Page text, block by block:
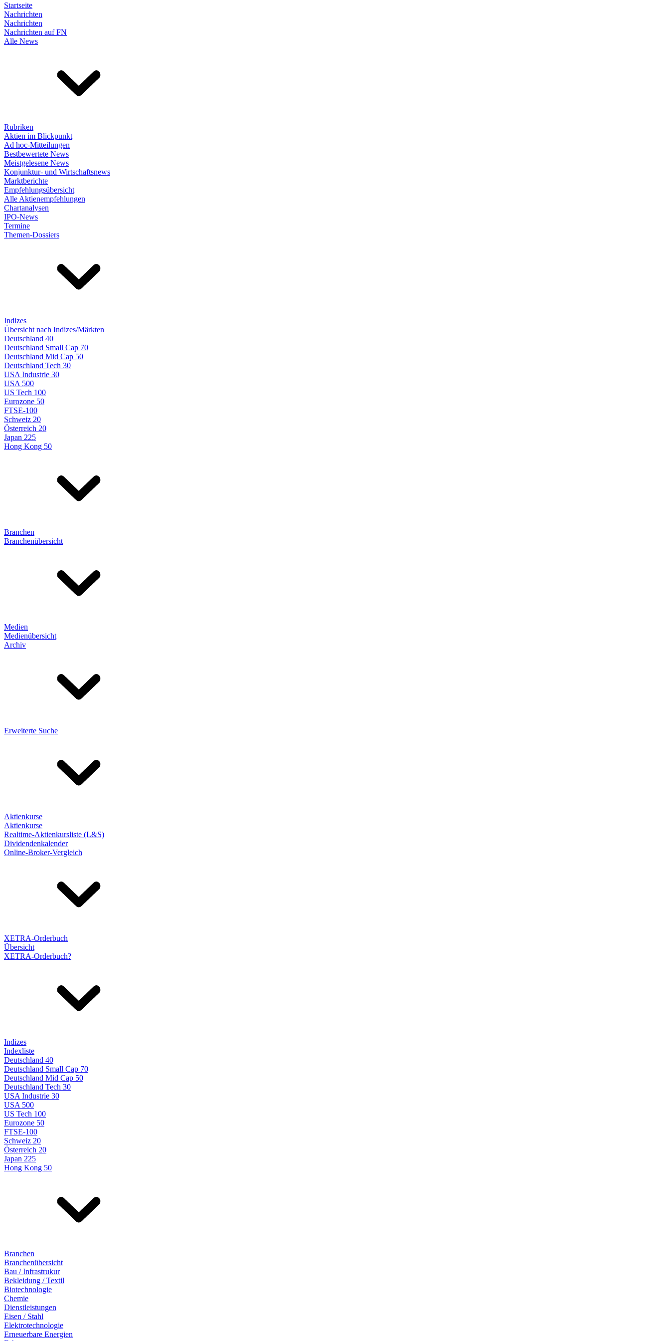
Startseite
Nachrichten
Nachrichten
Nachrichten auf FN
Alle News
Rubriken
Aktien im Blickpunkt
Ad hoc-Mitteilungen
Bestbewertete News
Meistgelesene News
Konjunktur- und Wirtschaftsnews
Marktberichte
Empfehlungsübersicht
Alle Aktienempfehlungen
Chartanalysen
IPO-News
Termine
Themen-Dossiers
Indizes
Übersicht nach Indizes/Märkten
Deutschland 40
Deutschland Small Cap 70
Deutschland Mid Cap 50
Deutschland Tech 30
USA Industrie 30
USA 500
US Tech 100
Eurozone 50
FTSE-100
Schweiz 20
Österreich 20
Japan 225
Hong Kong 50
Branchen
Branchenübersicht
Medien
Medienübersicht
Archiv
Erweiterte Suche
Aktienkurse
Aktienkurse
Realtime-Aktienkursliste (L&S)
Dividendenkalender
Online-Broker-Vergleich
XETRA-Orderbuch
Übersicht
XETRA-Orderbuch?
Indizes
Indexliste
Deutschland 40
Deutschland Small Cap 70
Deutschland Mid Cap 50
Deutschland Tech 30
USA Industrie 30
USA 500
US Tech 100
Eurozone 50
FTSE-100
Schweiz 20
Österreich 20
Japan 225
Hong Kong 50
Branchen
Branchenübersicht
Bau / Infrastrukur
Bekleidung / Textil
Biotechnologie
Chemie
Dienstleistungen
Eisen / Stahl
Elektrotechnologie
Erneuerbare Energien